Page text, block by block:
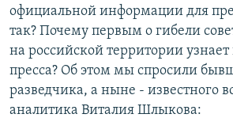
официальной информации для
так? Почему первым о гибели
на российской территории
пресса? Об этом мы спросили
разведчика, а ныне - известного
аналитика Виталия Шлыкова: